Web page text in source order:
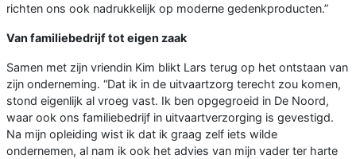
richten ons ook nadrukkelijk op moderne gedenkproducten.”
Van familiebedrijf tot eigen zaak
Samen met zijn vriendin Kim blikt Lars terug op het ontstaan van
zijn onderneming. “Dat ik in de uitvaartzorg terecht zou komen,
stond eigenlijk al vroeg vast. Ik ben opgegroeid in De Noord,
waar ook ons familiebedrijf in uitvaartverzorging is gevestigd.
Na mijn opleiding wist ik dat ik graag zelf iets wilde
ondernemen, al nam ik ook het advies van mijn vader ter harte